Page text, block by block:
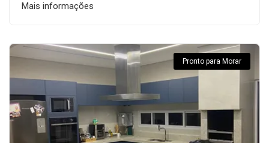
Mais informações
Pronto para Morar